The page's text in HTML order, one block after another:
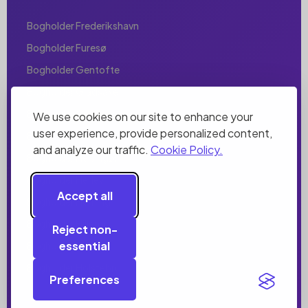
We use cookies on our site to enhance your
user experience, provide personalized content,
and analyze our traffic. Cookie Policy.
Accept all
Reject non-
essential
Preferences
Bogholder Frederikshavn
Bogholder Furesø
Bogholder Gentofte
Bogholder Glostrup
Bogholder Greve
Bogholder Helsingør
Bogholder Herlev
Bogholder Herning
Bogholder Hillerød
Bogholder Holbæk